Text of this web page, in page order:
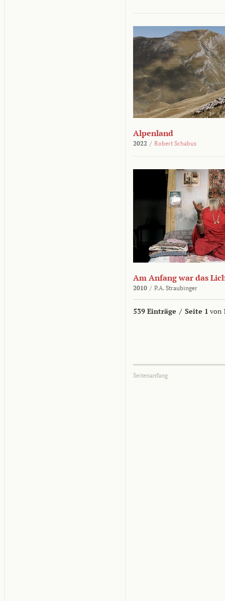
Alpenland
2022 / Robert Schabus
Am Anfang war das
2010 / P.A. Straubinger
539 Einträge / Seite 1 von
Seitenanfang